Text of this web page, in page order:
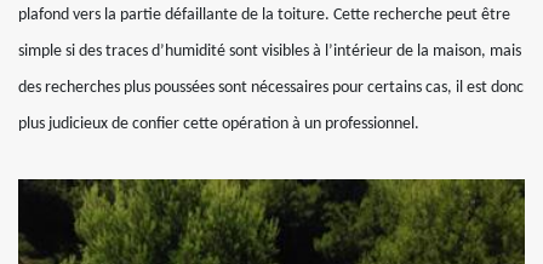
plafond vers la partie défaillante de la toiture. Cette recherche peut être
simple si des traces d’humidité sont visibles à l’intérieur de la maison, mais
des recherches plus poussées sont nécessaires pour certains cas, il est donc
plus judicieux de confier cette opération à un professionnel.